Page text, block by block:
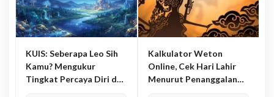
KUIS: Seberapa Leo Sih
Kamu? Mengukur
Tingkat Percaya Diri dan
Kalkulator Weton
Online, Cek Hari Lahir
Menurut Penanggalan